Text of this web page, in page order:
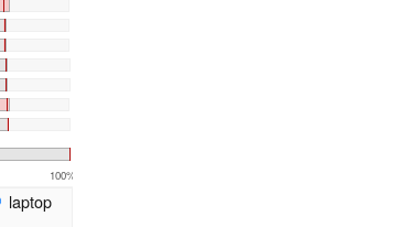
100%
laptop